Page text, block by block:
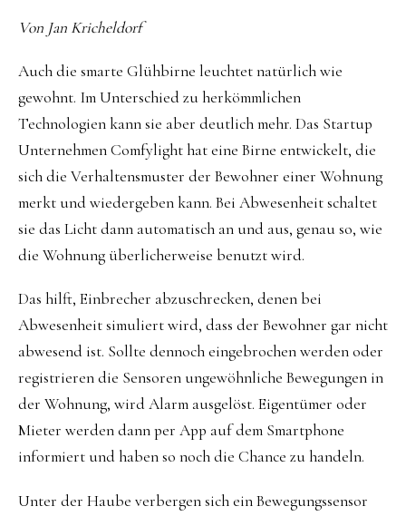
Von Jan Kricheldorf
Auch die smarte Glühbirne leuchtet natürlich wie
gewohnt. Im Unterschied zu herkömmlichen
Technologien kann sie aber deutlich mehr. Das Startup
Unternehmen Comfylight hat eine Birne entwickelt, die
sich die Verhaltensmuster der Bewohner einer Wohnung
merkt und wiedergeben kann. Bei Abwesenheit schaltet
sie das Licht dann automatisch an und aus, genau so, wie
die Wohnung überlicherweise benutzt wird.
Das hilft, Einbrecher abzuschrecken, denen bei
Abwesenheit simuliert wird, dass der Bewohner gar nicht
abwesend ist. Sollte dennoch eingebrochen werden oder
registrieren die Sensoren ungewöhnliche Bewegungen in
der Wohnung, wird Alarm ausgelöst. Eigentümer oder
Mieter werden dann per App auf dem Smartphone
informiert und haben so noch die Chance zu handeln.
Unter der Haube verbergen sich ein Bewegungssensor